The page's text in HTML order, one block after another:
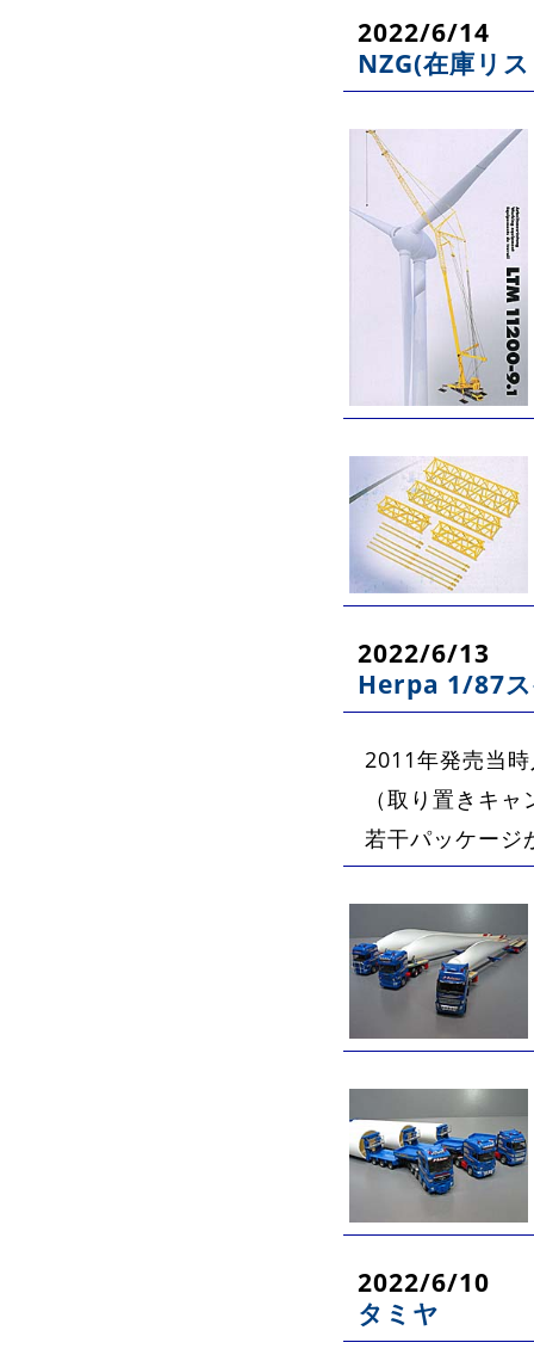
2022/6/14
NZG(在庫リ
2022/6/13
Herpa 1/87
2011年発売当
（取り置きキ
若干パッケージ
2022/6/10
タミヤ